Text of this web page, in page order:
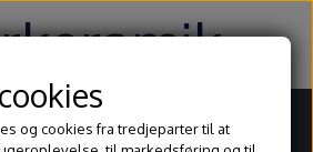
og cookies fra tredjeparter til at